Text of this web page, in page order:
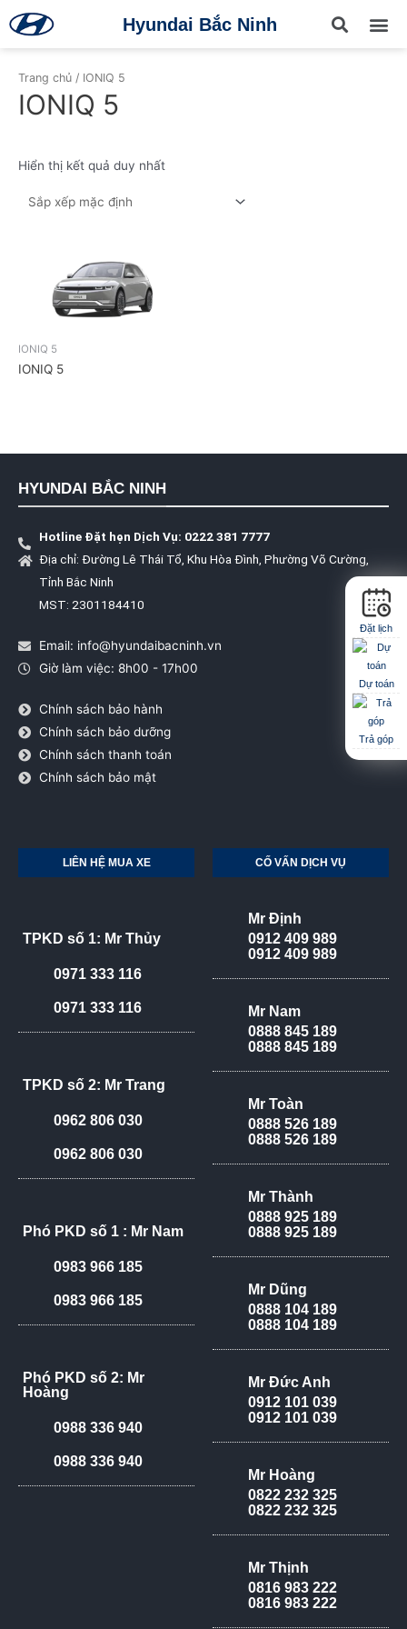
Hyundai Bắc Ninh
Trang chủ / IONIQ 5
IONIQ 5
Hiển thị kết quả duy nhất
IONIQ 5
IONIQ 5
HYUNDAI BẮC NINH
Hotline Đặt hẹn Dịch Vụ: 0222 381 7777
Địa chỉ: Đường Lê Thái Tổ, Khu Hòa Đình, Phường Võ Cường,
Tỉnh Bắc Ninh
MST: 2301184410
Email: info@hyundaibacninh.vn
Giờ làm việc: 8h00 - 17h00
Chính sách bảo hành
Chính sách bảo dưỡng
Chính sách thanh toán
Chính sách bảo mật
LIÊN HỆ MUA XE
TPKD số 1: Mr Thủy
0971 333 116
0971 333 116
TPKD số 2: Mr Trang
0962 806 030
0962 806 030
Phó PKD số 1 : Mr Nam
0983 966 185
0983 966 185
Phó PKD số 2: Mr
Hoàng
0988 336 940
0988 336 940
CỐ VẤN DỊCH VỤ
Mr Định
0912 409 989
0912 409 989
Mr Nam
0888 845 189
0888 845 189
Mr Toàn
0888 526 189
0888 526 189
Mr Thành
0888 925 189
0888 925 189
Mr Dũng
0888 104 189
0888 104 189
Mr Đức Anh
0912 101 039
0912 101 039
Mr Hoàng
0822 232 325
0822 232 325
Mr Thịnh
0816 983 222
0816 983 222
Đặt lịch
Dự toán
Trả góp